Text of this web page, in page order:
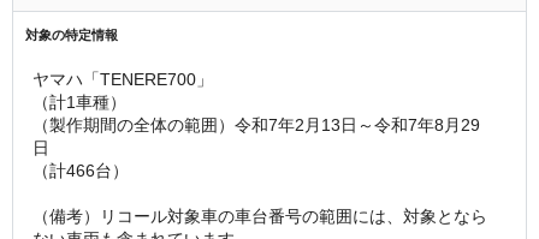
対象の特定情報
ヤマハ「TENERE700」
（計1車種）
（製作期間の全体の範囲）令和7年2月13日～令和7年8月29
日
（計466台）
（備考）リコール対象車の車台番号の範囲には、対象となら